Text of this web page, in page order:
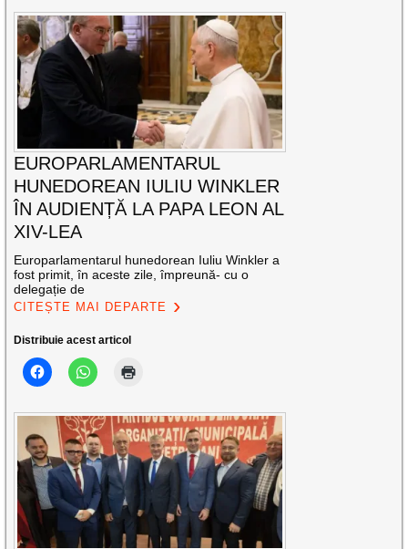
EUROPARLAMENTARUL
HUNEDOREAN IULIU WINKLER
ÎN AUDIENȚĂ LA PAPA LEON AL
XIV-LEA
Europarlamentarul hunedorean Iuliu Winkler a
fost primit, în aceste zile, împreună- cu o
delegație de
CITEȘTE MAI DEPARTE
Distribuie acest articol